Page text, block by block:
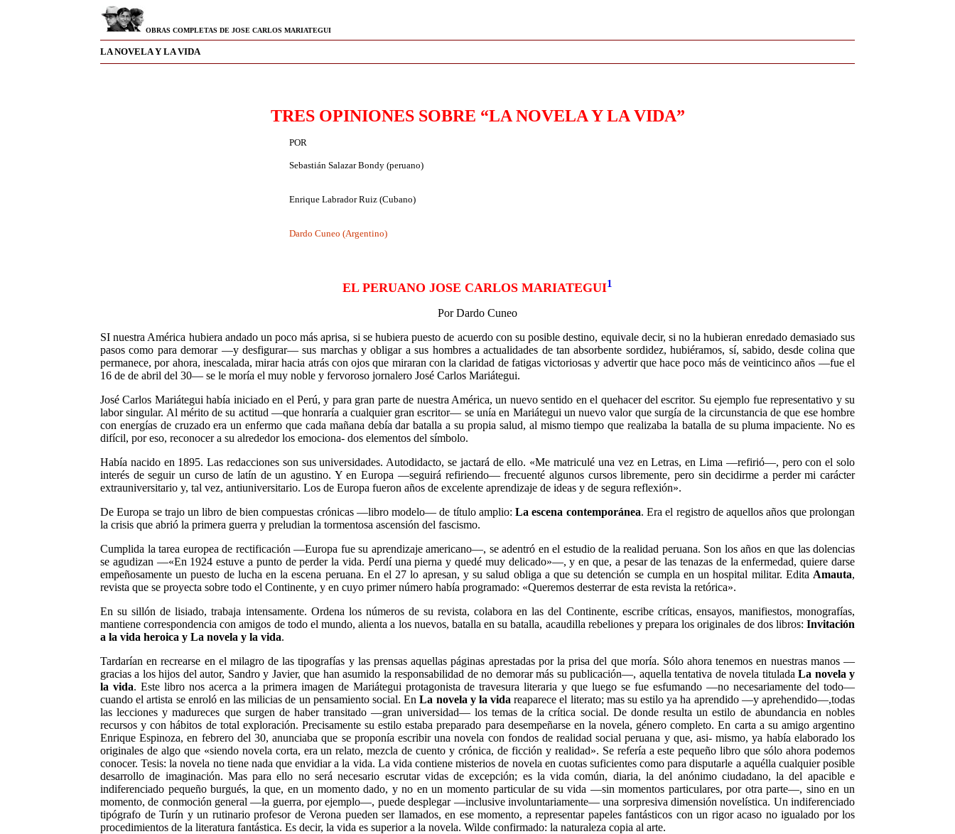
OBRAS COMPLETAS DE JOSE CARLOS MARIATEGUI
LA NOVELA Y LA VIDA
TRES OPINIONES SOBRE “LA NOVELA Y LA VIDA”
POR
Sebastián Salazar Bondy (peruano)
Enrique Labrador Ruiz (Cubano)
Dardo Cuneo (Argentino)
EL PERUANO JOSE CARLOS MARIATEGUI1
Por Dardo Cuneo
SI nuestra América hubiera andado un poco más aprisa, si se hubiera puesto de acuerdo con su posible destino, equivale decir, si no la hu­bieran enredado demasiado sus
pasos como para demorar —y desfigurar— sus marchas y obligar a sus hombres a actualidades de tan absorbente sordidez, hubiéramos, sí, sabido, desde colina que
permanece, por ahora, inescalada, mirar hacia atrás con ojos que miraran con la claridad de fatigas victoriosas y advertir que hace poco más de veinticinco años —fue el
16 de de abril del 30— se le moría el muy noble y fervoroso jornalero José Carlos Mariátegui.
José Carlos Mariátegui había iniciado en el Perú, y para gran parte de nuestra América, un nuevo sentido en el quehacer del escritor. Su ejemplo fue representativo y su
labor singular. Al mérito de su actitud —que honraría a cualquier gran escritor— se unía en Mariátegui un nuevo valor que surgía de la circunstancia de que ese hombre
con energías de cruzado era un enfermo que cada mañana debía dar batalla a su propia salud, al mismo tiempo que realizaba la batalla de su pluma impaciente. No es
difícil, por eso, reconocer a su alrededor los emociona- dos elementos del símbolo.
Había nacido en 1895. Las redacciones son sus universidades. Autodidacto, se jactará de ello. «Me matriculé una vez en Letras, en Lima —refirió—, pero con el solo
interés de seguir un curso de latín de un agustino. Y en Europa —seguirá refiriendo— frecuenté algunos cursos libremente, pero sin decidirme a perder mi carácter
extrauniversitario y, tal vez, antiuniversitario. Los de Europa fueron años de excelente aprendizaje de ideas y de segura reflexión».
De Europa se trajo un libro de bien compuestas crónicas —libro modelo— de título amplio:La escena contemporánea. Era el registro de aquellos años que prolongan
la crisis que abrió la primera guerra y preludian la tormentosa ascensión del fascismo.
Cumplida la tarea europea de rectificación —Europa fue su aprendizaje americano—, se adentró en el estudio de la realidad peruana. Son los años en que las dolencias
se agudizan —«En 1924 estuve a punto de perder la vida. Perdí una pierna y quedé muy delicado»—, y en que, a pesar de las tenazas de la enfermedad, quiere darse
empeñosamente un puesto de lucha en la escena peruana. En el 27 lo apresan, y su salud obliga a que su detención se cumpla en un hospital militar. Edita Amauta,
revista que se proyecta sobre todo el Continente, y en cuyo primer número había programado: «Queremos desterrar de esta revista la retórica».
En su sillón de lisiado, trabaja intensamente. Ordena los números de su revista, colabora en las del Continente, escribe críticas, ensayos, manifiestos, monografías,
mantiene correspondencia con amigos de todo el mundo, alienta a los nuevos, batalla en su batalla, acaudilla rebeliones y prepara los originales de dos libros: Invitación
a la vida heroica y La novela y la vida.
Tardarían en recrearse en el milagro de las tipografías y las prensas aquellas páginas aprestadas por la prisa del que moría. Sólo ahora tenemos en nuestras manos —
gracias a los hijos del autor, Sandro y Javier, que han asumido la responsabilidad de no demorar más su publicación—, aquella tentativa de novela tituladaLa novela y
la vida. Este libro nos acerca a la primera imagen de Mariátegui protagonista de travesura literaria y que luego se fue esfumando —no necesariamente del todo—
cuando el artista se enroló en las milicias de un pensamiento social. EnLa novela y la vida reaparece el literato; mas su estilo ya ha aprendido —y aprehendido—,todas
las lecciones y madureces que surgen de haber transitado —gran universidad— los temas de la crítica social. De donde resulta un estilo de abundancia en nobles
recursos y con hábitos de total exploración. Precisamente su estilo estaba preparado para desempeñarse en la novela, género completo. En carta a su amigo argentino
Enrique Espinoza, en febrero del 30, anunciaba que se proponía escribir una novela con fondos de realidad social peruana y que, asi- mismo, ya había elaborado los
originales de algo que «siendo novela corta, era un relato, mezcla de cuento y crónica, de ficción y realidad». Se refería a este pequeño libro que sólo ahora podemos
conocer. Tesis: la novela no tiene nada que envidiar a la vida. La vida contiene misterios de novela en cuotas suficientes como para disputarle a aquélla cualquier posible
desarrollo de imaginación. Mas para ello no será necesario escrutar vidas de excepción; es la vida común, diaria, la del anónimo ciudadano, la del apacible e
indiferenciado pequeño burgués, la que, en un momento dado, y no en un momento particular de su vida —sin momentos particulares, por otra parte—, sino en un
momento, de conmoción general —la guerra, por ejemplo—, puede desplegar —inclusive involuntariamente— una sorpresiva dimensión novelística. Un indiferenciado
tipógrafo de Turín y un rutinario profesor de Verona pueden ser llamados, en ese momento, a representar papeles fantásticos con un rigor acaso no igualado por los
procedimientos de la literatura fantástica. Es decir, la vida es superior a la novela. Wilde confirmado: la naturaleza copia al arte.